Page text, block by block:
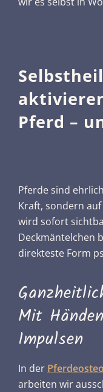
Pferd –
Pferde sind
Kraft, sondern
wird sofort
Deckmäntelchen
direkteste Form
Mit
Impulsen
In der
arbeiten wir